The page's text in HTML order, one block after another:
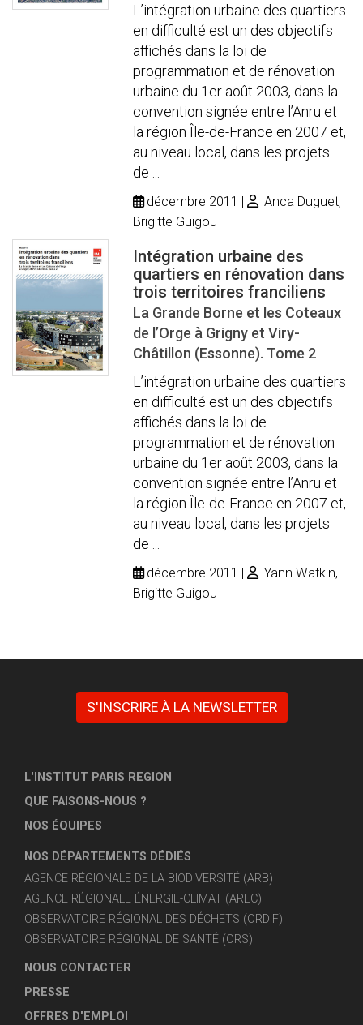
L’intégration urbaine des quartiers
en difficulté est un des objectifs
affichés dans la loi de
programmation et de rénovation
urbaine du 1er août 2003, dans la
convention signée entre l’Anru et
la région Île-de-France en 2007 et,
au niveau local, dans les projets
de ...
décembre 2011
Anca Duguet,
Brigitte Guigou
Intégration urbaine des
quartiers en rénovation dans
trois territoires franciliens
La Grande Borne et les Coteaux
de l’Orge à Grigny et Viry-
Châtillon (Essonne). Tome 2
L’intégration urbaine des quartiers
en difficulté est un des objectifs
affichés dans la loi de
programmation et de rénovation
urbaine du 1er août 2003, dans la
convention signée entre l’Anru et
la région Île-de-France en 2007 et,
au niveau local, dans les projets
de ...
décembre 2011
Yann Watkin,
Brigitte Guigou
S'INSCRIRE À LA NEWSLETTER
L'INSTITUT PARIS REGION
QUE FAISONS-NOUS ?
NOS ÉQUIPES
NOS DÉPARTEMENTS DÉDIÉS
AGENCE RÉGIONALE DE LA BIODIVERSITÉ (ARB)
AGENCE RÉGIONALE ÉNERGIE-CLIMAT (AREC)
OBSERVATOIRE RÉGIONAL DES DÉCHETS (ORDIF)
OBSERVATOIRE RÉGIONAL DE SANTÉ (ORS)
NOUS CONTACTER
PRESSE
OFFRES D'EMPLOI